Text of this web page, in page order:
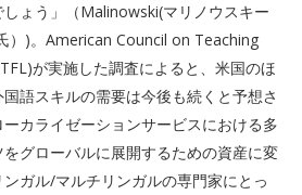
ょう」（Malinowski(マリノウスキー
）)。American Council on Teaching
が実施した調査によると、米国のほ
語スキルの需要は今後も続くと予想さ
カライゼーションサービスにおける多
グローバルに展開するための資産に変
ガル/マルチリンガルの専門家にとっ